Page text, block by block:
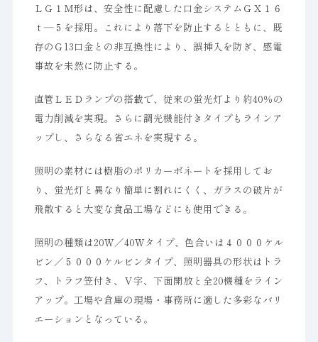
ＬＧ１Ｍ形は、安全性に配慮した口金システムＧＸ１６
ｔ―５を採用。これにより落下を防止するとともに、既
存のＧ13口金との非互換性により、誤挿入を防ぎ、感電
事故を未然に防止する。
直管ＬＥＤランプの搭載で、従来の蛍光灯より約40％の
電力削減を実現。さらに調光機能付きタイプもラインア
ップし、さらなる省エネを実現する。
照明の素材には樹脂のポリカーボネートを採用してお
り、蛍光灯と異なり簡単に割れにくく、ガラスの破片が
飛散すると大変な食品工場などにも使用できる。
照明の種類は20Ｗ／40Ｗタイプ、色合いは４０００ケル
ビン／５０００ケルビンタイプ、照明器具の形状はトラ
フ、トラフ笠付き、Ｖ字、下面開放と全20機種をライン
アップ。工場や倉庫の現場・事務所に適した多彩なバリ
エーションとなっている。